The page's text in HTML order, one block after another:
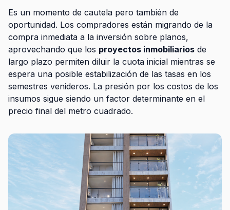
Es un momento de cautela pero también de
oportunidad. Los compradores están migrando de la
compra inmediata a la inversión sobre planos,
aprovechando que los proyectos inmobiliarios de
largo plazo permiten diluir la cuota inicial mientras se
espera una posible estabilización de las tasas en los
semestres venideros. La presión por los costos de los
insumos sigue siendo un factor determinante en el
precio final del metro cuadrado.